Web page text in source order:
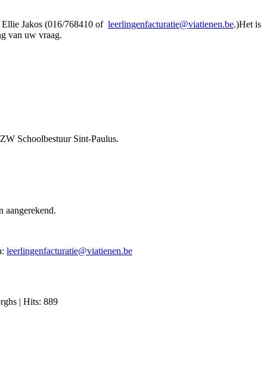
Ellie Jakos (016/768410 of leerlingenfacturatie@viatienen.be.)Het is
van uw vraag.
Schoolbestuur Sint-Paulus.
aangerekend.
leerlingenfacturatie@viatienen.be
| Hits: 889